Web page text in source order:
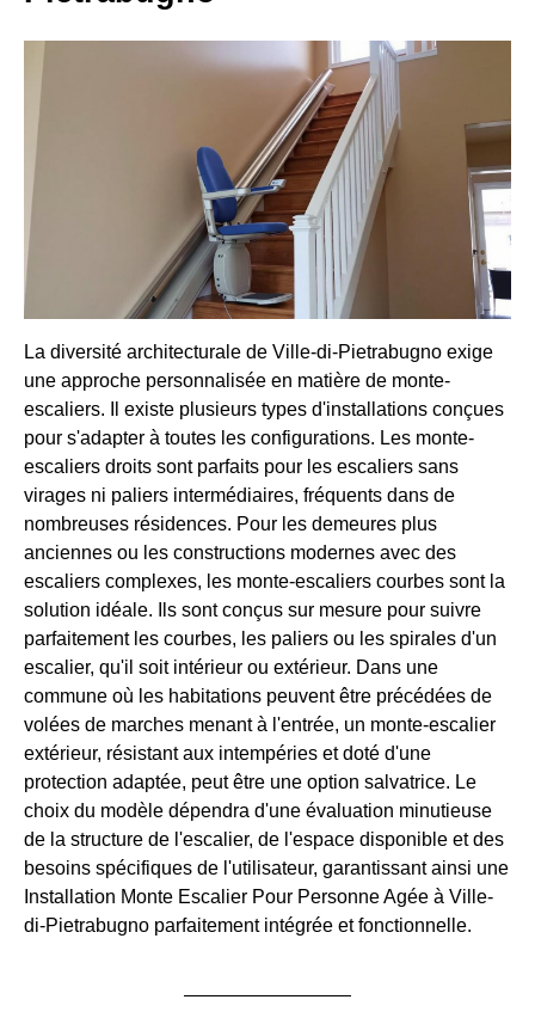
La diversité architecturale de Ville-di-Pietrabugno exige
une approche personnalisée en matière de monte-
escaliers. Il existe plusieurs types d'installations conçues
pour s'adapter à toutes les configurations. Les monte-
escaliers droits sont parfaits pour les escaliers sans
virages ni paliers intermédiaires, fréquents dans de
nombreuses résidences. Pour les demeures plus
anciennes ou les constructions modernes avec des
escaliers complexes, les monte-escaliers courbes sont la
solution idéale. Ils sont conçus sur mesure pour suivre
parfaitement les courbes, les paliers ou les spirales d'un
escalier, qu'il soit intérieur ou extérieur. Dans une
commune où les habitations peuvent être précédées de
volées de marches menant à l'entrée, un monte-escalier
extérieur, résistant aux intempéries et doté d'une
protection adaptée, peut être une option salvatrice. Le
choix du modèle dépendra d'une évaluation minutieuse
de la structure de l'escalier, de l'espace disponible et des
besoins spécifiques de l'utilisateur, garantissant ainsi une
Installation Monte Escalier Pour Personne Agée à Ville-
di-Pietrabugno parfaitement intégrée et fonctionnelle.